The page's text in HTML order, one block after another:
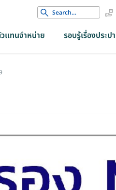
Search
for:
แทนจำหน่าย รอบรู้เรื่องประปา